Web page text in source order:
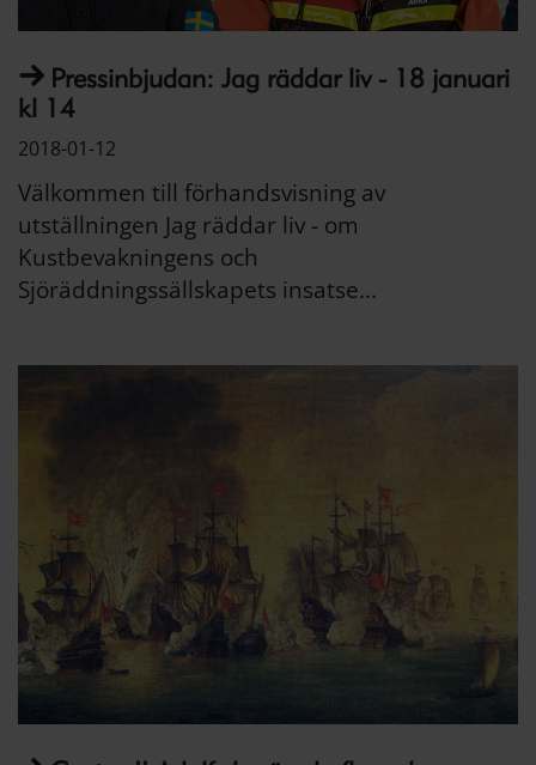
Pressinbjudan: Jag räddar liv - 18 januari
kl 14
2018-01-12
Välkommen till förhandsvisning av
utställningen Jag räddar liv - om
Kustbevakningens och
Sjöräddningssällskapets insatse...